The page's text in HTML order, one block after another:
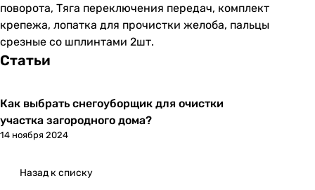
поворота, Тяга переключения передач, комплект
крепежа, лопатка для прочистки желоба, пальцы
срезные со шплинтами 2шт.
Статьи
Как выбрать снегоуборщик для очистки
участка загородного дома?
14 ноября 2024
Назад к списку